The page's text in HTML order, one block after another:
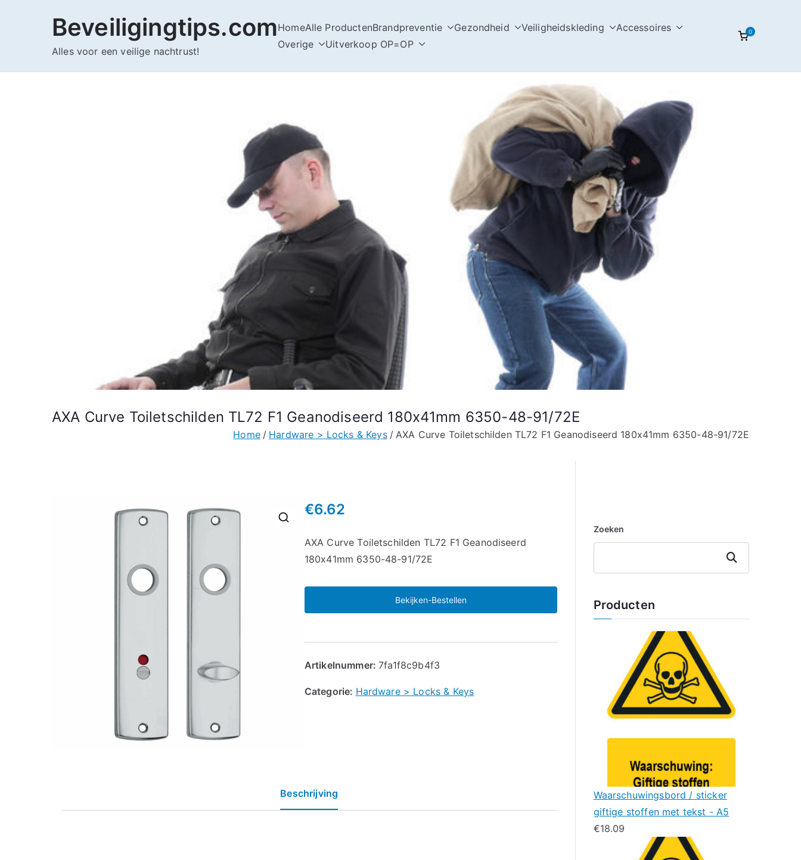
Beveiligingtips.com
Alles voor een veilige nachtrust!
HomeAlle ProductenBrandpreventie Gezondheid Veiligheidskleding
Accessoires
Overige
Uitverkoop OP=OP
0
AXA Curve Toiletschilden TL72 F1 Geanodiseerd 180x41mm 6350-48-91/72E
Home Hardware > Locks & Keys AXA Curve Toiletschilden TL72 F1 Geanodiseerd 180x41mm 6350-48-91/72E
€6.62
AXA Curve Toiletschilden TL72 F1 Geanodiseerd
180x41mm 6350-48-91/72E
Bekijken-Bestellen
Artikelnummer:7fa1f8c9b4f3
Categorie: Hardware > Locks & Keys
Beschrijving
Zoeken
Zoeken
Producten
Waarschuwingsbord / sticker
giftige stoffen met tekst - A5
€18.09